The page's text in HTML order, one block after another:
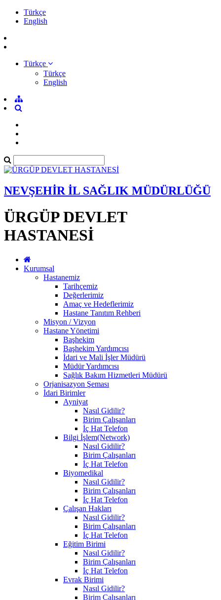
Türkçe
English
Türkçe
Türkçe
English
NEVŞEHİR İL SAĞLIK MÜDÜRLÜĞÜ
ÜRGÜP DEVLET
HASTANESİ
Kurumsal
Hastanemiz
Tarihçemiz
Değerlerimiz
Amaç ve Hedeflerimiz
Hastane Tanıtım Rehberi
Misyon / Vizyon
Hastane Yönetimi
Başhekim
Başhekim Yardımcısı
İdari ve Mali İşler Müdürü
Müdür Yardımcısı
Sağlık Bakım Hizmetleri Müdürü
Orjanisazyon Şeması
İdari Birimler
Ayniyat
Nasıl Gidilir?
Birim Çalışanları
İç Hat Telefon
Bilgi İşlem(Network)
Nasıl Gidilir?
Birim Çalışanları
İç Hat Telefon
Biyomedikal
Nasıl Gidilir?
Birim Çalışanları
İç Hat Telefon
Çalışan Hakları
Nasıl Gidilir?
Birim Çalışanları
İç Hat Telefon
Eğitim Birimi
Nasıl Gidilir?
Birim Çalışanları
İç Hat Telefon
Evrak Birimi
Nasıl Gidilir?
Birim Çalışanları